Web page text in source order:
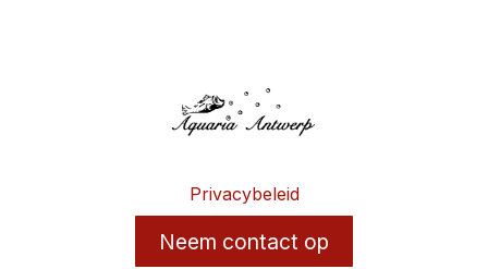
Privacybeleid
Neem contact op